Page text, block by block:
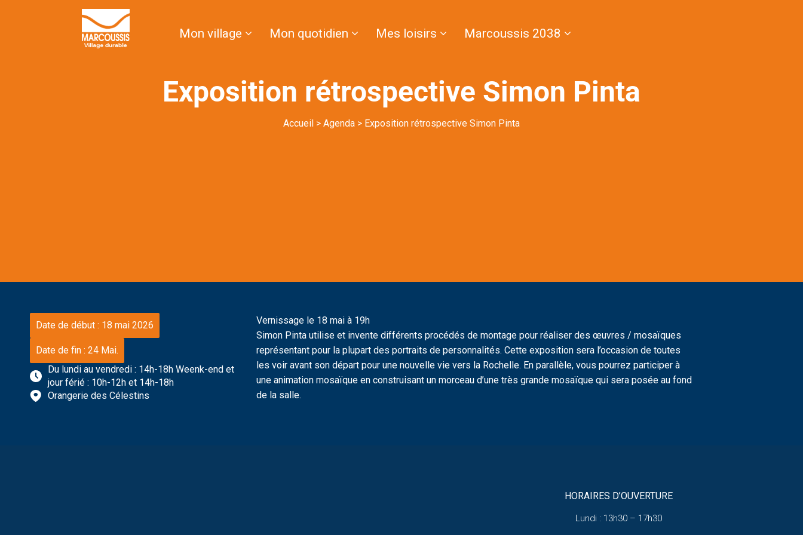
Mon village Mon quotidien Mes loisirs Marcoussis 2038
Exposition rétrospective Simon Pinta
Accueil > Agenda > Exposition rétrospective Simon Pinta
Date de début : 18 mai 2026
Date de fin : 24 Mai.
Du lundi au vendredi : 14h-18h Weenk-end et
jour férié : 10h-12h et 14h-18h
Orangerie des Célestins
Vernissage le 18 mai à 19h
Simon Pinta utilise et invente différents procédés de montage pour réaliser des œuvres / mosaïques
représentant pour la plupart des portraits de personnalités. Cette exposition sera l’occasion de toutes
les voir avant son départ pour une nouvelle vie vers la Rochelle. En parallèle, vous pourrez participer à
une animation mosaïque en construisant un morceau d’une très grande mosaïque qui sera posée au fond
de la salle.
HORAIRES D’OUVERTURE
Lundi : 13h30 – 17h30